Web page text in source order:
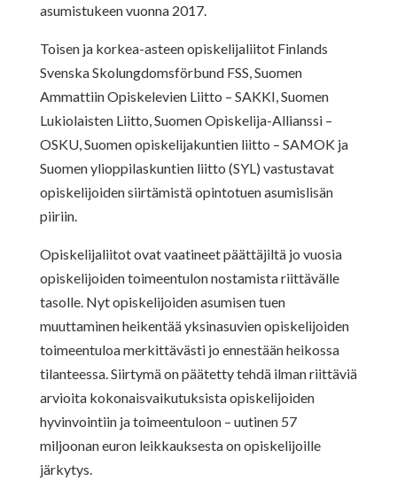
asumistukeen vuonna 2017.
Toisen ja korkea-asteen opiskelijaliitot Finlands
Svenska Skolungdomsförbund FSS, Suomen
Ammattiin Opiskelevien Liitto – SAKKI, Suomen
Lukiolaisten Liitto, Suomen Opiskelija-Allianssi –
OSKU, Suomen opiskelijakuntien liitto – SAMOK ja
Suomen ylioppilaskuntien liitto (SYL) vastustavat
opiskelijoiden siirtämistä opintotuen asumislisän
piiriin.
Opiskelijaliitot ovat vaatineet päättäjiltä jo vuosia
opiskelijoiden toimeentulon nostamista riittävälle
tasolle. Nyt opiskelijoiden asumisen tuen
muuttaminen heikentää yksinasuvien opiskelijoiden
toimeentuloa merkittävästi jo ennestään heikossa
tilanteessa. Siirtymä on päätetty tehdä ilman riittäviä
arvioita kokonaisvaikutuksista opiskelijoiden
hyvinvointiin ja toimeentuloon – uutinen 57
miljoonan euron leikkauksesta on opiskelijoille
järkytys.